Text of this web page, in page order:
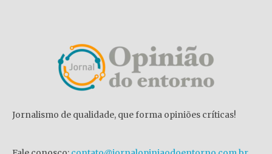
Jornalismo de qualidade, que forma opiniões críticas!